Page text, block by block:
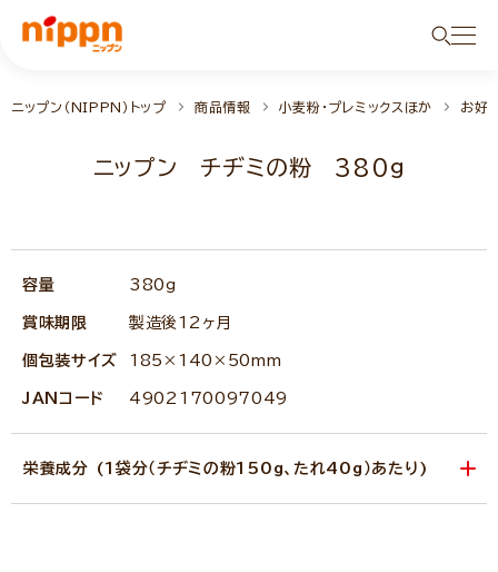
ニップン（NIPPN）トップ 商品情報 小麦粉・プレミックスほか お好
ニップン チヂミの粉 380g
NEW
容量 380g
賞味期限 製造後12ヶ月
個包装サイズ 185×140×50mm
JANコード 4902170097049
栄養成分 (1袋分（チヂミの粉150g、たれ40g）あたり)